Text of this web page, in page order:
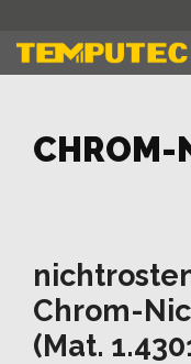
content
CHROM-
Chrom-
(Mat.